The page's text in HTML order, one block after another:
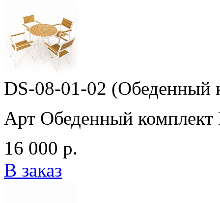
DS-08-01-02 (Обеденный
Арт Обеденный комплект
16 000 р.
В заказ